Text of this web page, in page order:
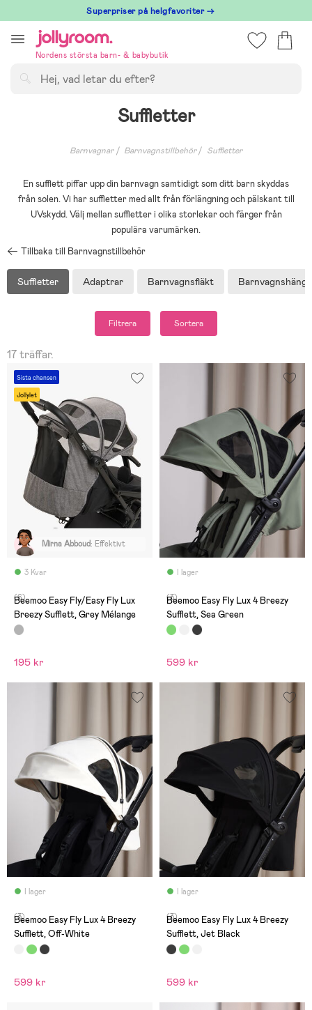
till
innehållet
Superpriser på helgfavoriter →
Nordens största barn- & babybutik
Suffletter
Barnvagnar Barnvagnstillbehör Suffletter
En sufflett piffar upp din barnvagn samtidigt som ditt barn skyddas
från solen. Vi har suffletter med allt från förlängning och pälskant till
UVskydd. Välj mellan suffletter i olika storlekar och färger från
populära varumärken.
Tillbaka till Barnvagnstillbehör
Suffletter Adaptrar Barnvagnsfläkt
Filtrera Sortera
17 träffar.
Sista chansen
Jollylet
3 Kvar
Mirna Abboud: Effektivt
(6)
Beemoo Easy Fly/Easy Fly Lux
Breezy Sufflett, Grey Mélange
195 kr
I lager
(3)
Beemoo Easy Fly Lux 4 Breezy
Sufflett, Sea Green
599 kr
I lager
(3)
Beemoo Easy Fly Lux 4 Breezy
Sufflett, Off-White
599 kr
I lager
(3)
Beemoo Easy Fly Lux 4 Breezy
Sufflett, Jet Black
599 kr